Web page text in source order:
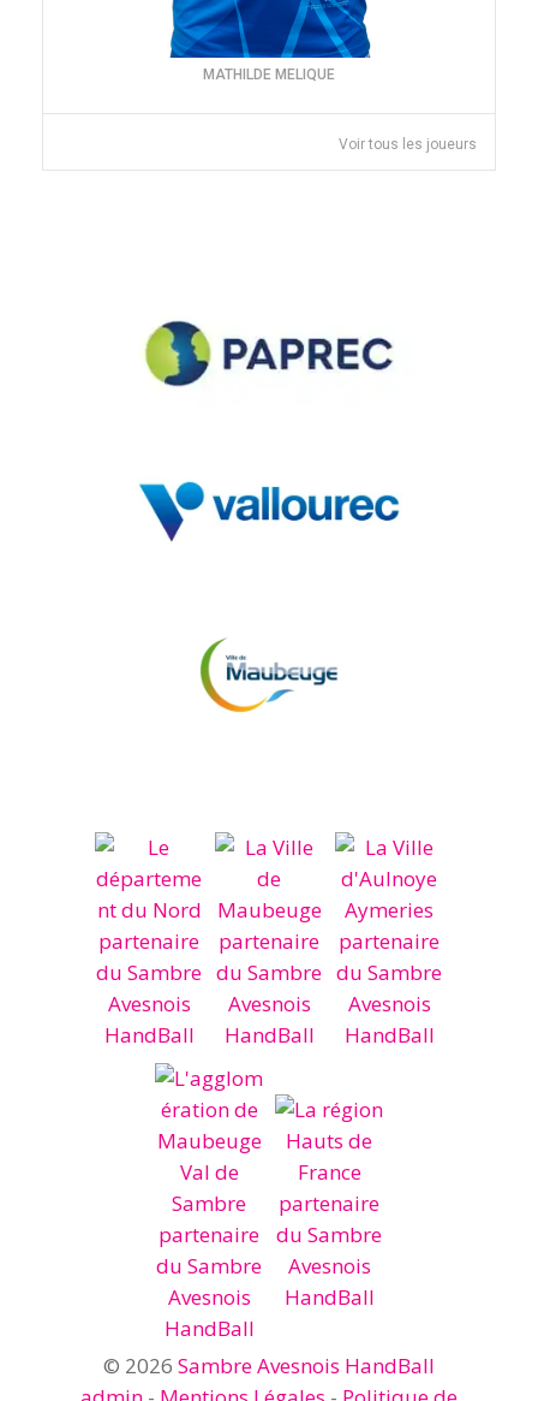
MATHILDE MELIQUE
Voir tous les joueurs
© 2026 Sambre Avesnois HandBall